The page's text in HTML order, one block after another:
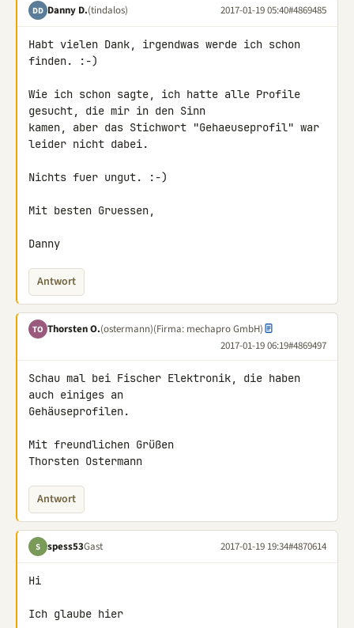
DD Danny D.(tindalos) 2017-01-19 05:40#4869485
Habt vielen Dank, irgendwas werde ich schon
finden. :-)
Wie ich schon sagte, ich hatte alle Profile
gesucht, die mir in den Sinn
kamen, aber das Stichwort "Gehaeuseprofil" war
leider nicht dabei.
Nichts fuer ungut. :-)
Mit besten Gruessen,
Danny
Antwort
TO Thorsten O.(ostermann)(Firma: mechapro GmbH)
2017-01-19 06:19#4869497
Schau mal bei Fischer Elektronik, die haben
auch einiges an
Gehäuseprofilen.
Mit freundlichen Grüßen
Thorsten Ostermann
Antwort
S spess53Gast 2017-01-19 19:34#4870614
Hi
Ich glaube hier